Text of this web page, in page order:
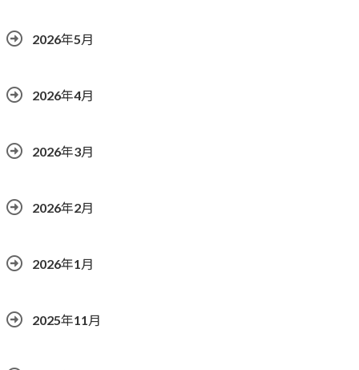
2026年5月
2026年4月
2026年3月
2026年2月
2026年1月
2025年11月